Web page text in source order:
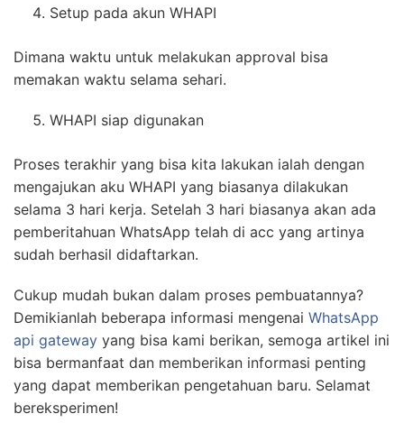
Setup pada akun WHAPI
Dimana waktu untuk melakukan approval bisa
memakan waktu selama sehari.
WHAPI siap digunakan
Proses terakhir yang bisa kita lakukan ialah dengan
mengajukan aku WHAPI yang biasanya dilakukan
selama 3 hari kerja. Setelah 3 hari biasanya akan ada
pemberitahuan WhatsApp telah di acc yang artinya
sudah berhasil didaftarkan.
Cukup mudah bukan dalam proses pembuatannya?
Demikianlah beberapa informasi mengenai WhatsApp
api gateway yang bisa kami berikan, semoga artikel ini
bisa bermanfaat dan memberikan informasi penting
yang dapat memberikan pengetahuan baru. Selamat
bereksperimen!